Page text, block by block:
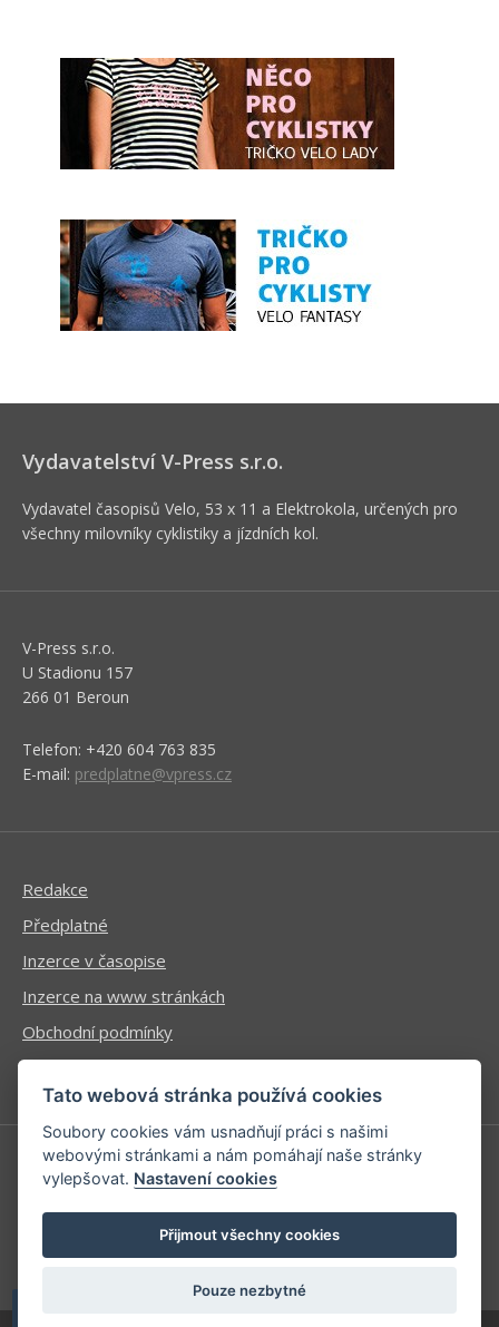
Vydavatelství V-Press s.r.o.
Vydavatel časopisů Velo, 53 x 11 a Elektrokola, určených pro
všechny milovníky cyklistiky a jízdních kol.
V-Press s.r.o.
U Stadionu 157
266 01 Beroun
Telefon: +420 604 763 835
E-mail: predplatne@vpress.cz
Redakce
Předplatné
Inzerce v časopise
Inzerce na www stránkách
Obchodní podmínky
Ochrana osobních údajů
Příhlášení | Registrace
Kontaktní informace
Mapa stránek
Tato webová stránka používá cookies
Soubory cookies vám usnadňují práci s našimi
webovými stránkami a nám pomáhají naše stránky
vylepšovat. Nastavení cookies
Přijmout všechny cookies
Pouze nezbytné